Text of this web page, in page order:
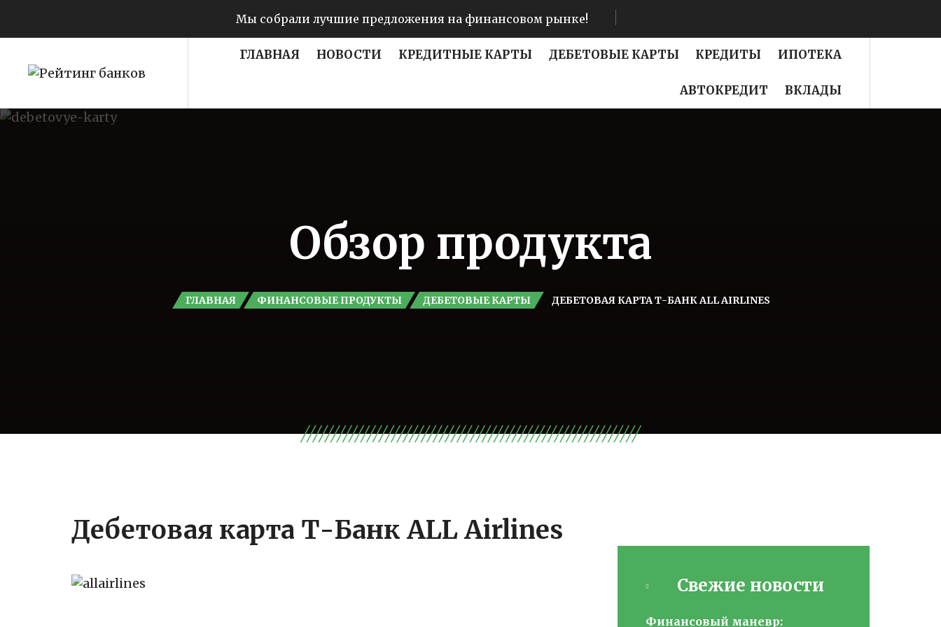
Мы собрали лучшие предложения на финансовом рынке!
ГЛАВНАЯ НОВОСТИ КРЕДИТНЫЕ КАРТЫ ДЕБЕТОВЫЕ КАРТЫ КРЕДИТЫ ИПОТЕКА
АВТОКРЕДИТ ВКЛАДЫ
Обзор продукта
ГЛАВНАЯ ФИНАНСОВЫЕ ПРОДУКТЫ ДЕБЕТОВЫЕ КАРТЫ ДЕБЕТОВАЯ КАРТА Т-БАНК ALL AIRLINES
Дебетовая карта Т-Банк ALL Airlines
Свежие новости
Финансовый маневр: